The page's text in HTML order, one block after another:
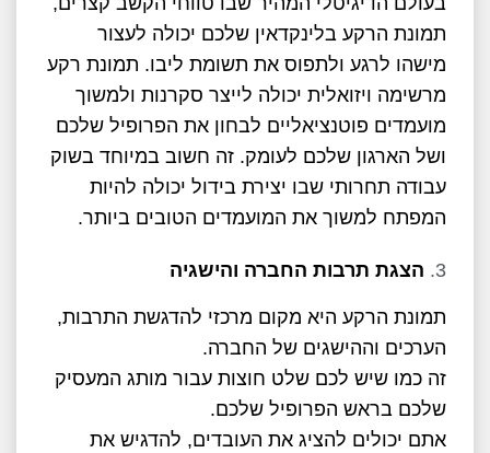
תמונת הרקע בלינקדאין שלכם יכולה לעצור
מישהו לרגע ולתפוס את תשומת ליבו. תמונת רקע
מרשימה ויזואלית יכולה לייצר סקרנות ולמשוך
מועמדים פוטנציאליים לבחון את הפרופיל שלכם
ושל הארגון שלכם לעומק. זה חשוב במיוחד בשוק
עבודה תחרותי שבו יצירת בידול יכולה להיות
המפתח למשוך את המועמדים הטובים ביותר.
הצגת תרבות החברה והישגיה
תמונת הרקע היא מקום מרכזי להדגשת התרבות,
הערכים וההישגים של החברה.
זה כמו שיש לכם שלט חוצות עבור מותג המעסיק
שלכם בראש הפרופיל שלכם.
אתם יכולים להציג את העובדים, להדגיש את